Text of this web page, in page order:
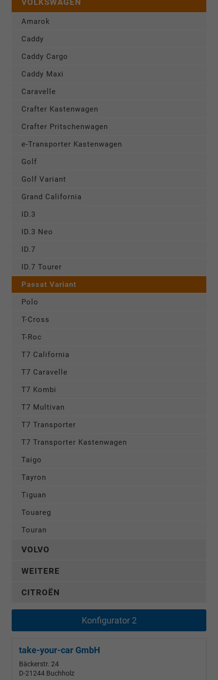
Amarok
Caddy
Caddy Cargo
Caddy Maxi
Caravelle
Crafter Kastenwagen
Crafter Pritschenwagen
e-Transporter Kastenwagen
Golf
Golf Variant
Grand California
ID.3
ID.3 Neo
ID.7
ID.7 Tourer
Passat Variant
Polo
T-Cross
T-Roc
T7 California
T7 Caravelle
T7 Kombi
T7 Multivan
T7 Transporter
T7 Transporter Kastenwagen
Taigo
Tayron
Tiguan
Touareg
Touran
VOLVO
WEITERE
CITROËN
Konfigurator 2
take-your-car GmbH
Bäckerstr. 24
D-21244 Buchholz